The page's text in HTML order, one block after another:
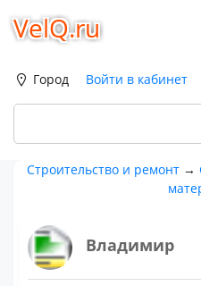
VelQ.ru
Город Войти в кабинет
Строительство и ремонт→
Владимир